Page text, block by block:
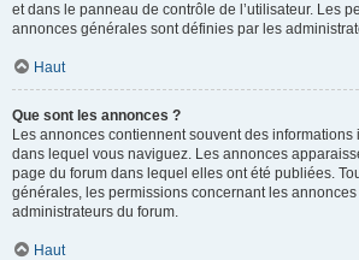
et dans le panneau de contrôle de l’utilisateur. Les
annonces générales sont définies par les
Haut
Que sont les annonces ?
Les annonces contiennent souvent des informations
dans lequel vous naviguez. Les annonces
page du forum dans lequel elles ont été publiées.
générales, les permissions concernant les
administrateurs du forum.
Haut